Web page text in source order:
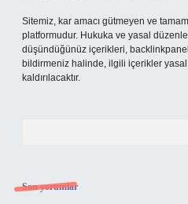
Sitemiz, kar amacı gütmeyen ve
platformudur. Hukuka ve yasal
düşündüğünüz içerikleri,
bildirmeniz halinde, ilgili içerikler
kaldırılacaktır.
Son yorumlar